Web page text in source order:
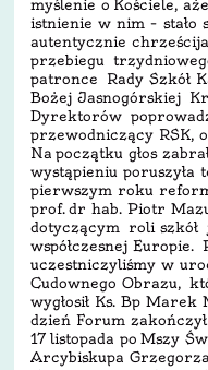
myślenie o Kościele,
istnienie w nim – stało
autentycznie
przebiegu
patronce Rady Szkół
Bożej Jasnogórskiej
Dyrektorów
przewodniczący RSK,
Na początku głos
wystąpieniu
pierwszym roku
prof. dr hab. Piotr
dotyczącym roli szkół
współczesnej Europie.
uczestniczyliśmy w
Cudownego Obrazu,
wygłosił Ks. Bp
dzień Forum
17 listopada po Mszy
Arcybiskupa